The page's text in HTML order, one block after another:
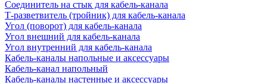
Соединитель на стык для кабель-канала
Т-разветвитель (тройник) для кабель-канала
Угол (поворот) для кабель-канала
Угол внешний для кабель-канала
Угол внутренний для кабель-канала
Кабель-каналы напольные и аксессуары
Кабель-канал напольный
Кабель-каналы настенные и аксессуары